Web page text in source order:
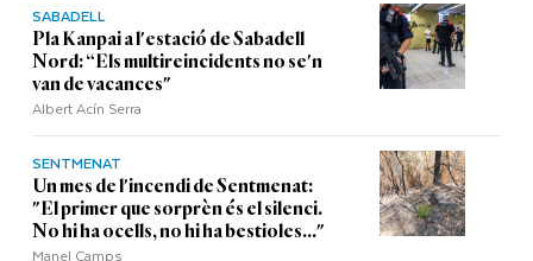
SABADELL
Pla Kanpai a l'estació de Sabadell
Nord: “Els multireincidents no se'n
van de vacances"
Albert Acín Serra
SENTMENAT
Un mes de l'incendi de Sentmenat:
"El primer que sorprèn és el silenci.
No hi ha ocells, no hi ha bestioles..."
Manel Camps